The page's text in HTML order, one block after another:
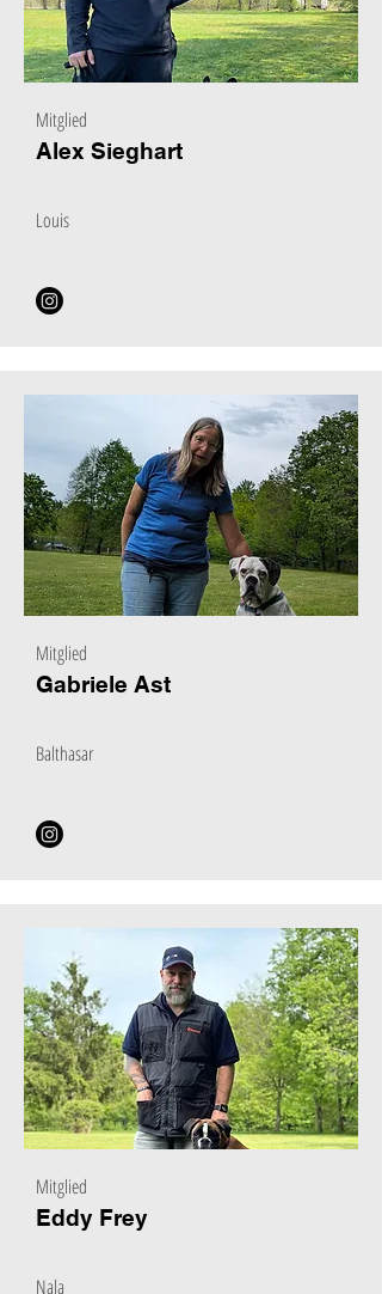
Mitglied
Alex Sieghart
Louis
Mitglied
Gabriele Ast
Balthasar
Mitglied
Eddy Frey
Nala